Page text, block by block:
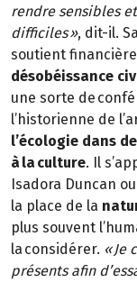
rendre sensibles
difficiles », dit-il.
soutient
désobéissance
une sorte de
l’historienne de
l’écologie dans
à la culture. Il
Isadora Duncan
la place de la
plus souvent
la considérer. « Je
présents afin